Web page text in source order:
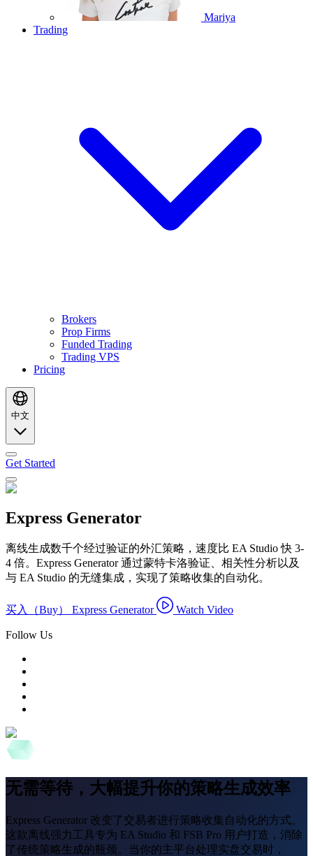
Mariya
Trading
Brokers
Prop Firms
Funded Trading
Trading VPS
Pricing
中文
Get Started
Express Generator
离线生成数千个经过验证的外汇策略，速度比 EA Studio 快 3-
4 倍。Express Generator 通过蒙特卡洛验证、相关性分析以及
与 EA Studio 的无缝集成，实现了策略收集的自动化。
买入（Buy） Express Generator Watch Video
Follow Us
无需等待，大幅提升你的策略生成效率
Express Generator 改变了交易者进行策略收集自动化的方式。
这款离线强力工具专为 EA Studio 和 FSB Pro 用户打造，消除
了传统策略生成的瓶颈。当你的主平台处理实盘交易时，